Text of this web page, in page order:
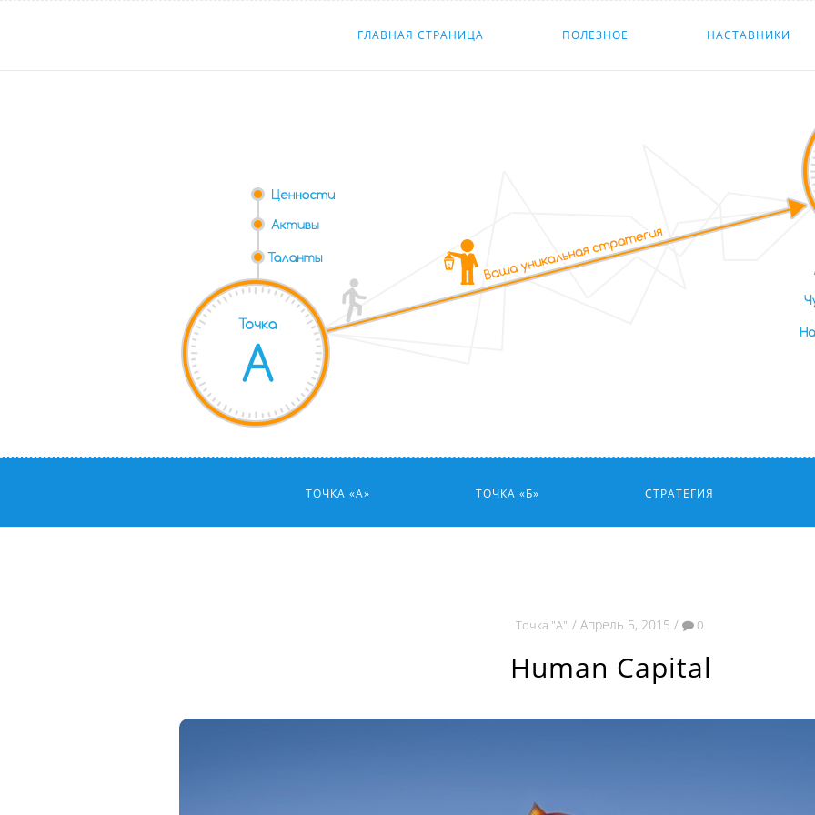
ГЛАВНАЯ СТРАНИЦА ПОЛЕЗНОЕ НАСТАВНИКИ
ТОЧКА «А» ТОЧКА «Б» СТРАТЕГИЯ
Точка "А" Апрель 5, 2015 0
Human Capital